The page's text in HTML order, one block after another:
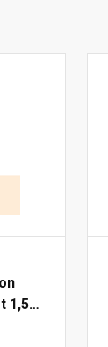
1,5